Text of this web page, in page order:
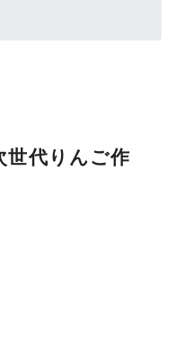
世代りんご作